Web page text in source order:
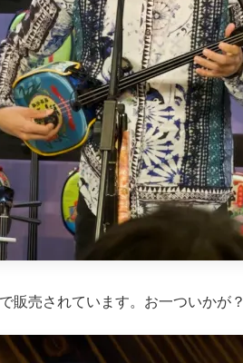
販売されています。お一ついかが？